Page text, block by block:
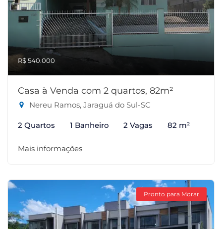
R$ 540.000
Casa à Venda com 2 quartos, 82m²
Nereu Ramos, Jaraguá do Sul-SC
2 Quartos 1 Banheiro 2 Vagas 82 m²
Mais informações
Pronto para Morar